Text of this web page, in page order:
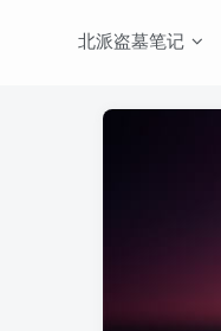
北派盗墓笔记